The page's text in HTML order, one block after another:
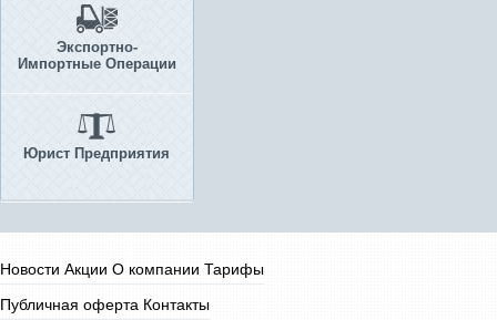
Экспортно-
Импортные Операции
Юрист Предприятия
Новости Акции О компании Тарифы
Публичная оферта Контакты